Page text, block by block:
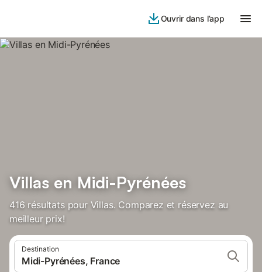
Ouvrir dans l’app
Villas en Midi-Pyrénées
416 résultats pour Villas. Comparez et réservez au
meilleur prix!
Destination
Midi-Pyrénées, France